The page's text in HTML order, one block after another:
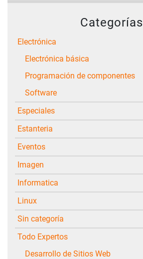
Categorías
Electrónica
Electrónica básica
Programación de componentes
Software
Especiales
Estanteria
Eventos
Imagen
Informatica
Linux
Sin categoría
Todo Expertos
Desarrollo de Sitios Web